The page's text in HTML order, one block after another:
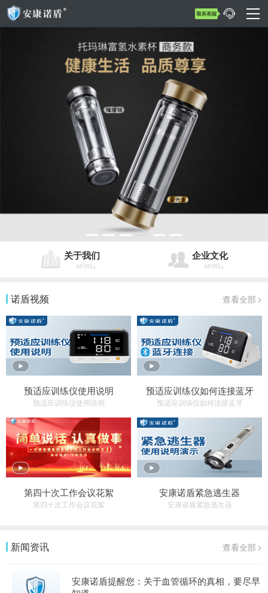
关于我们
MORE
企业文化
MORE
诺盾视频 查看全部 >
预适应训练仪使用说明
预适应训练仪使用说明
预适应训练仪如何连接蓝牙
预适应训练仪如何连接蓝牙
第四十次工作会议花絮
第四十次工作会议花絮
安康诺盾紧急逃生器
安康诺盾紧急逃生器
新闻资讯 查看全部 >
安康诺盾提醒您：关于血管循环的真相，要尽早